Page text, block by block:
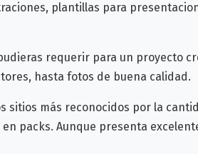
plantillas para
requerir para un proyecto
hasta fotos de buena calidad.
sitios más reconocidos por la
packs. Aunque presenta